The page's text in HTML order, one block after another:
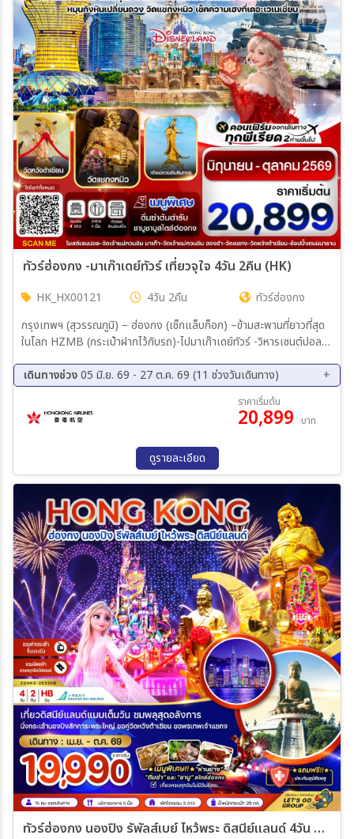
ทัวร์ฮ่องกง -มาเก๊าเดย์ทัวร์ เที่ยวจุใจ 4วัน 2คืน (HK)
HK_HX00121 4วัน 2คืน
ทัวร์ฮ่องกง
กรุงเทพฯ (สุวรรณภูมิ) – ฮ่องกง (เช็กแล็บก็อก) –ข้ามสะพานที่ยาวที่สุด
ในโลก HZMB (กระเป๋าฝากไว้กับรถ)-ไปมาเก๊าเดย์ทัวร์ -วิหารเซนต์ปอล-
เซี่ยน -นั่งรถกลับฮ่องกง เที่ยวเกาะลันเตา-นั่งกระเช้านองปิง เที่ยวหมู่บ้าน
วัฒนธรรมนองปิง-นำท่านสู่ฮ่องกงดิสนี่ย์แลนด์(รวมบัตรเข้าสวนสนุก) วัด
เจ้าแม่กวนอิม รีพลัสเบย์ - เจ้าแม่กวนอิม วัดฮองฮำ – โรงงานจิวเวลรี่ –
ร้านผี่เซี๊ยะ – วัดแชกงหมิว -วัดหวังต้าเซียน– ช้อปปิ้งย่านจิมซาจุ่ย – ส่ง
เดินทางช่วง05 มิ.ย. 69 - 27 ต.ค. 69 (11 ช่วงวันเดินทาง)
11 ก.ย. 69 - 14 ก.ย. 69
12 ก.ย. 69 - 15 ก.ย. 69
19 ก.ย. 69 - 22 ก.ย. 69
02 ต.ค. 69 - 05 ต.ค. 69
16 ต.ค. 69 - 19 ต.ค. 69
21 ต.ค. 69 - 24 ต.ค. 69
24 ต.ค. 69 - 27 ต.ค. 69
ราคาเริ่มต้น
20,899 บาท
ดูรายละเอียด
ทัวร์ฮ่องกง นองปิง รัพัลส์เบย์ ไหว้พระ ดิสนีย์แลนด์ 4วัน 2คืน (HB)